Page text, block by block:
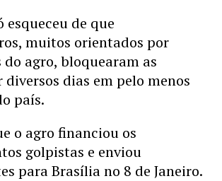
esqueceu de que
muitos orientados por
do agro, bloquearam as
diversos dias em pelo menos
país.
o agro financiou os
golpistas e enviou
para Brasília no 8 de Janeiro.